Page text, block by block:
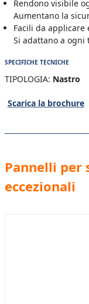
Rendono visibile
Aumentano la
Facili da applicare
Si adattano a ogni
SPECIFICHE TECNICHE
TIPOLOGIA: Nastro
Scarica la brochure
Pannelli per
eccezionali